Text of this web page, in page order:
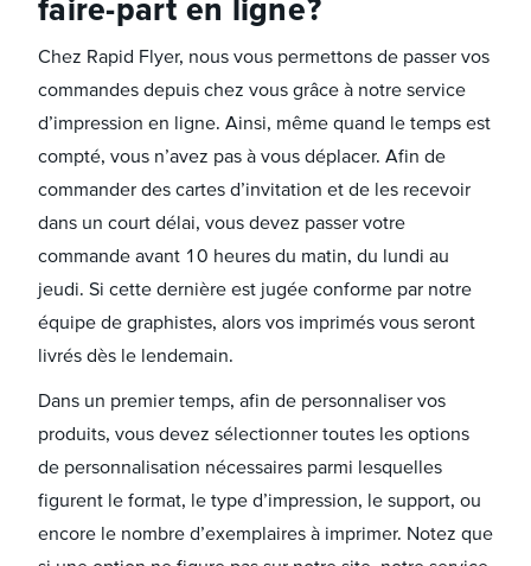
faire-part en ligne ?
Chez Rapid Flyer, nous vous permettons de passer vos
commandes depuis chez vous grâce à notre service
d’impression en ligne. Ainsi, même quand le temps est
compté, vous n’avez pas à vous déplacer. Afin de
commander des cartes d’invitation et de les recevoir
dans un court délai, vous devez passer votre
commande avant 10 heures du matin, du lundi au
jeudi. Si cette dernière est jugée conforme par notre
équipe de graphistes, alors vos imprimés vous seront
livrés dès le lendemain.
Dans un premier temps, afin de personnaliser vos
produits, vous devez sélectionner toutes les options
de personnalisation nécessaires parmi lesquelles
figurent le format, le type d’impression, le support, ou
encore le nombre d’exemplaires à imprimer. Notez que